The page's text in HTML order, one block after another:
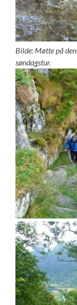
Bilde: Møtte på
søndagstur.